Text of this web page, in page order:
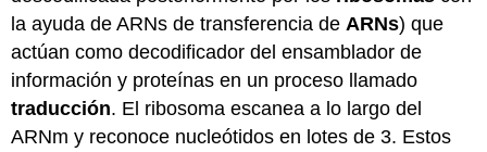
la ayuda de ARNs de transferencia de ARNs) que
actúan como decodificador del ensamblador de
información y proteínas en un proceso llamado
traducción. El ribosoma escanea a lo largo del
ARNm y reconoce nucleótidos en lotes de 3. Estos